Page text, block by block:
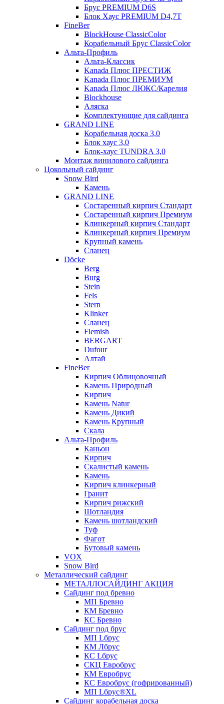
Брус PREMIUM D6S
Блок Хаус PREMIUM D4,7T
FineBer
BlockHouse ClassicColor
Корабельный Брус ClassicColor
Альта-Профиль
Альта-Классик
Kanada Плюс ПРЕСТИЖ
Kanada Плюс ПРЕМИУМ
Kanada Плюс ЛЮКС/Карелия
Blockhouse
Аляска
Комплектующие для сайдинга
GRAND LINE
Корабельная доска 3,0
Блок хаус 3,0
Блок-хаус TUNDRA 3,0
Монтаж винилового сайдинга
Цокольный сайдинг
Snow Bird
Камень
GRAND LINE
Состаренный кирпич Стандарт
Состаренный кирпич Премиум
Клинкерный кирпич Стандарт
Клинкерный кирпич Премиум
Крупный камень
Сланец
Döcke
Berg
Burg
Stein
Fels
Stern
Klinker
Сланец
Flemish
BERGART
Dufour
Алтай
FineBer
Кирпич Облицовочный
Камень Природный
Кирпич
Камень Natur
Камень Дикий
Камень Крупный
Скала
Альта-Профиль
Каньон
Кирпич
Скалистый камень
Камень
Кирпич клинкерный
Гранит
Кирпич рижский
Шотландия
Камень шотландский
Туф
Фагот
Бутовый камень
VOX
Snow Bird
Металлический сайдинг
МЕТАЛЛОСАЙДИНГ АКЦИЯ
Сайдинг под бревно
МП Бревно
КМ Бревно
КС Бревно
Сайдинг под брус
МП Lбрус
КМ Лбрус
КС Lбрус
СКЦ Евробрус
КМ Евробрус
КС Евробрус (гофрированный)
МП Lбрус®XL
Сайдинг корабельная доска